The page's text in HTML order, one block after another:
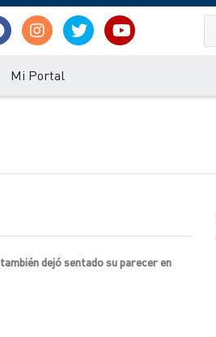
Mi Portal
dejó sentado su parecer en